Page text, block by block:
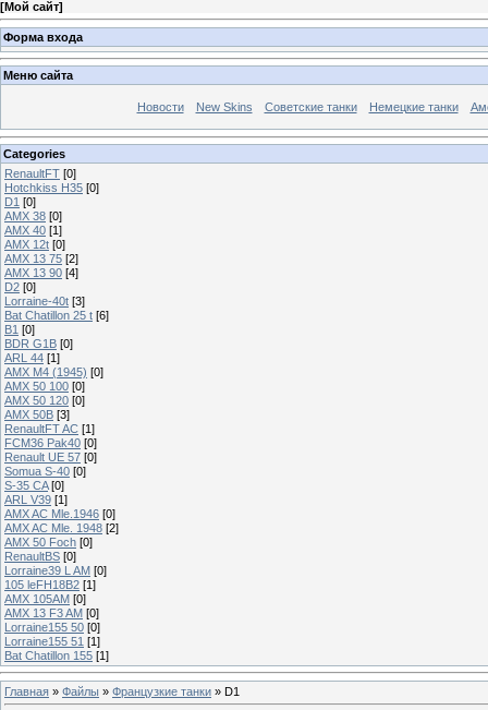
[Мой сайт]
Форма входа
Меню сайта
Новости New Skins Советские танки Немецкие танки
Categories
RenaultFT [0]
Hotchkiss H35 [0]
D1 [0]
AMX 38 [0]
AMX 40 [1]
AMX 12t [0]
AMX 13 75 [2]
AMX 13 90 [4]
D2 [0]
Lorraine-40t [3]
Bat Chatillon 25 t [6]
B1 [0]
BDR G1B [0]
ARL 44 [1]
AMX M4 (1945) [0]
AMX 50 100 [0]
AMX 50 120 [0]
AMX 50B [3]
RenaultFT AC [1]
FCM36 Pak40 [0]
Renault UE 57 [0]
Somua S-40 [0]
S-35 CA [0]
ARL V39 [1]
AMX AC Mle.1946 [0]
AMX AC Mle. 1948 [2]
AMX 50 Foch [0]
RenaultBS [0]
Lorraine39 L AM [0]
105 leFH18B2 [1]
AMX 105AM [0]
AMX 13 F3 AM [0]
Lorraine155 50 [0]
Lorraine155 51 [1]
Bat Chatillon 155 [1]
Главная » Файлы » Французкие танки » D1